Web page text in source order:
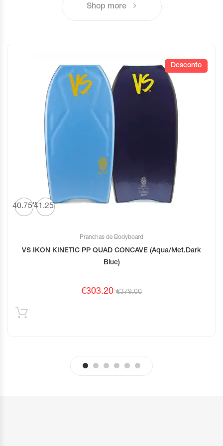
Shop more
Desconto
40.75''41.25"
Pranchas de Bodyboard
VS IKON KINETIC PP QUAD CONCAVE (Aqua/Met.Dark
Blue)
€379.00
€303.20